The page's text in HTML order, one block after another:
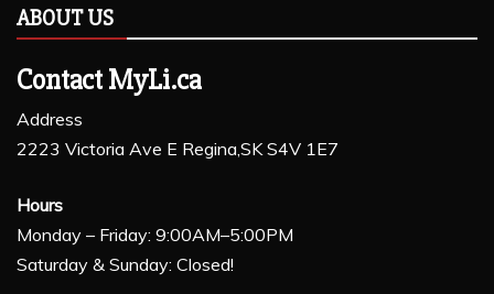
ABOUT US
Contact MyLi.ca
Address
2223 Victoria Ave E Regina,SK S4V 1E7
Hours
Monday – Friday: 9:00AM–5:00PM
Saturday & Sunday: Closed!